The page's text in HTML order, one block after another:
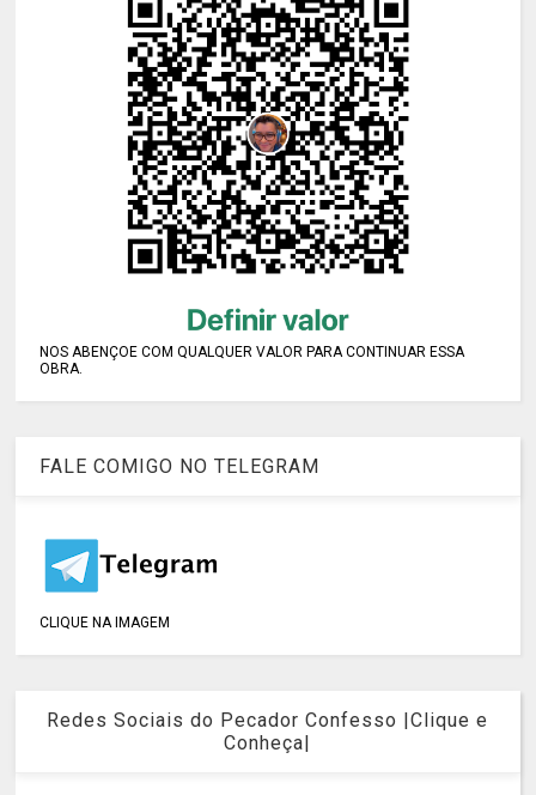
NOS ABENÇOE COM QUALQUER VALOR PARA CONTINUAR ESSA
OBRA.
FALE COMIGO NO TELEGRAM
CLIQUE NA IMAGEM
Redes Sociais do Pecador Confesso |Clique e
Conheça|